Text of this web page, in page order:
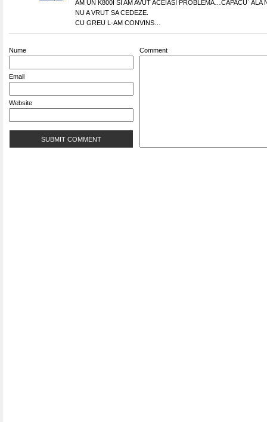
AM UN K800I SI AM AVUT ACEIASI PROBLEMA…CAPACU` ALA
NU A VRUT SA CEDEZE.
CU GREU L-AM CONVINS…
Nume
Email
Website
Comment